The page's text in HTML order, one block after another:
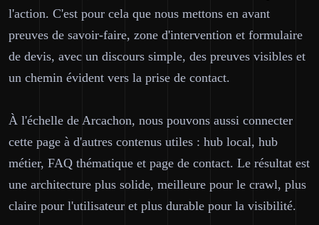
l'action. C'est pour cela que nous mettons en avant
preuves de savoir-faire, zone d'intervention et formulaire
de devis, avec un discours simple, des preuves visibles et
un chemin évident vers la prise de contact.
À l'échelle de Arcachon, nous pouvons aussi connecter
cette page à d'autres contenus utiles : hub local, hub
métier, FAQ thématique et page de contact. Le résultat est
une architecture plus solide, meilleure pour le crawl, plus
claire pour l'utilisateur et plus durable pour la visibilité.